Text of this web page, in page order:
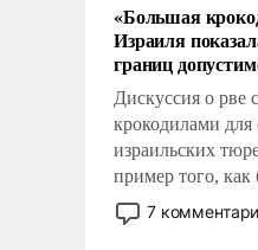
«Большая
Израиля
границ
Дискуссия о рве с
крокодилами
израильских
пример того,
двигаемся по пути
революционных
7